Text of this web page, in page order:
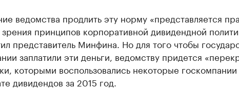
ведомства продлить эту норму «представляется
зрения принципов корпоративной дивидендной
представитель Минфина. Но для того чтобы
заплатили эти деньги, ведомству придется
которыми воспользовались некоторые
дивидендов за 2015 год.